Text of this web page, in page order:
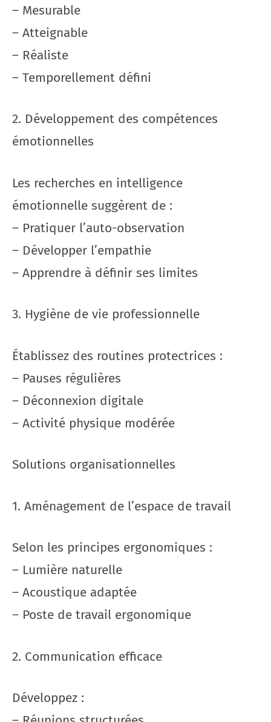
– Mesurable
– Atteignable
– Réaliste
– Temporellement défini
2. Développement des compétences
émotionnelles
Les recherches en intelligence
émotionnelle suggèrent de :
– Pratiquer l’auto-observation
– Développer l’empathie
– Apprendre à définir ses limites
3. Hygiène de vie professionnelle
Établissez des routines protectrices :
– Pauses régulières
– Déconnexion digitale
– Activité physique modérée
Solutions organisationnelles
1. Aménagement de l’espace de travail
Selon les principes ergonomiques :
– Lumière naturelle
– Acoustique adaptée
– Poste de travail ergonomique
2. Communication efficace
Développez :